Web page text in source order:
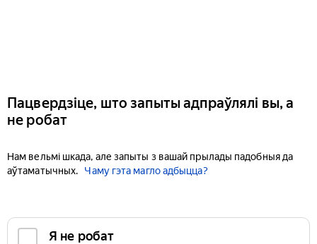
Пацвердзіце, што запыты адпраўлялі вы, а
не робат
Нам вельмі шкада, але запыты з вашай прылады падобныя да
аўтаматычных.
Чаму гэта магло адбыцца?
Я не робат